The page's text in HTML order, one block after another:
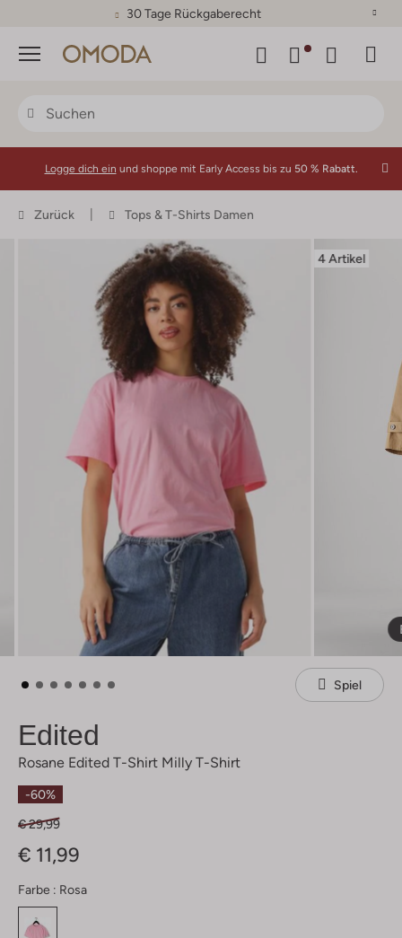
30 Tage Rückgaberecht
Menü
Logge dich ein und shoppe mit Early Access bis zu 50 % Rabatt.
Zurück Tops & T-Shirts Damen
4 Artikel
Spiel
Edited
Rosane Edited T-Shirt Milly T-Shirt
-60%
€ 29,99
€ 11,99
Farbe : Rosa